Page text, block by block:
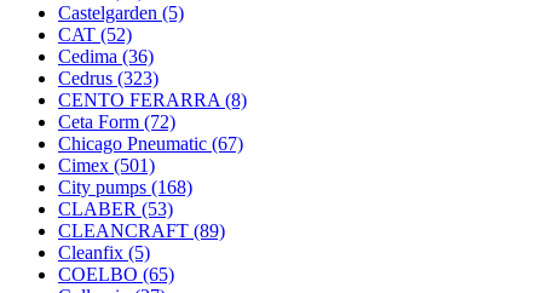
Castelgarden (5)
CAT (52)
Cedima (36)
Cedrus (323)
CENTO FERARRA (8)
Ceta Form (72)
Chicago Pneumatic (67)
Cimex (501)
City pumps (168)
CLABER (53)
CLEANCRAFT (89)
Cleanfix (5)
COELBO (65)